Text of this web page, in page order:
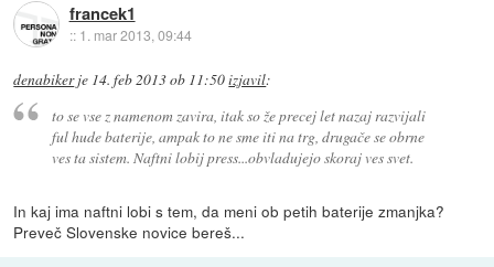
francek1
:: 1. mar 2013, 09:44
denabikerje 14. feb 2013 ob 11:50izjavil:
to se vse z namenom zavira, itak so že precej let nazaj razvijali
ful hude baterije, ampak to ne sme iti na trg, drugače se obrne
ves ta sistem. Naftni lobij press...obvladujejo skoraj ves svet.
In kaj ima naftni lobi s tem, da meni ob petih baterije zmanjka?
Preveč Slovenske novice bereš...